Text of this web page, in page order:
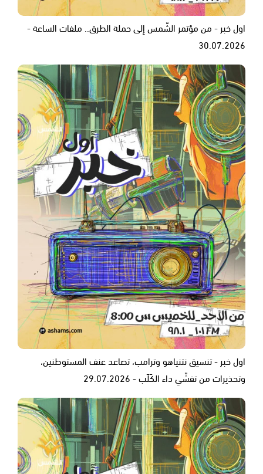
اول خبر - من مؤتمر الشّمس إلى حملة الطرق.. ملفات الساعة -
30.07.2026
اول خبر - تنسيق نتنياهو وترامب، تصاعد عنف المستوطنين،
وتحذيرات من تفشّي داء الكَلَب - 29.07.2026